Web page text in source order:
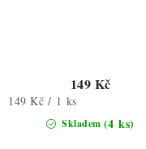
Skladem (4 ks)
149 Kč
Měrná
149 Kč / 1 ks